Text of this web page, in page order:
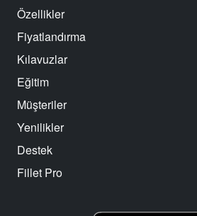
Özellikler
Fiyatlandırma
Kılavuzlar
Eğitim
Müşteriler
Yenilikler
Destek
Fillet Pro